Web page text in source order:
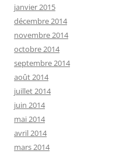
janvier 2015
décembre 2014
novembre 2014
octobre 2014
septembre 2014
août 2014
juillet 2014
juin 2014
mai 2014
avril 2014
mars 2014